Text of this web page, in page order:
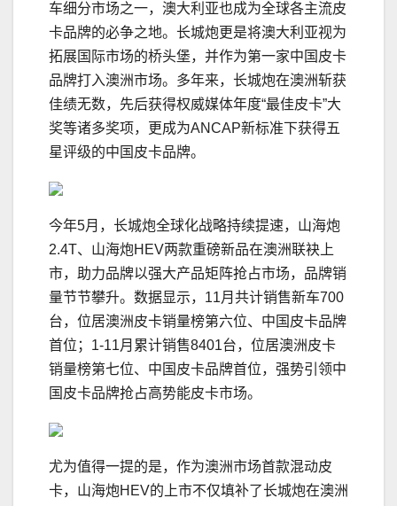
车细分市场之一，澳大利亚也成为全球各主流皮
卡品牌的必争之地。长城炮更是将澳大利亚视为
拓展国际市场的桥头堡，并作为第一家中国皮卡
品牌打入澳洲市场。多年来，长城炮在澳洲斩获
佳绩无数，先后获得权威媒体年度“最佳皮卡”大
奖等诸多奖项，更成为ANCAP新标准下获得五
星评级的中国皮卡品牌。
今年5月，长城炮全球化战略持续提速，山海炮
2.4T、山海炮HEV两款重磅新品在澳洲联袂上
市，助力品牌以强大产品矩阵抢占市场，品牌销
量节节攀升。数据显示，11月共计销售新车700
台，位居澳洲皮卡销量榜第六位、中国皮卡品牌
首位；1-11月累计销售8401台，位居澳洲皮卡
销量榜第七位、中国皮卡品牌首位，强势引领中
国皮卡品牌抢占高势能皮卡市场。
尤为值得一提的是，作为澳洲市场首款混动皮
卡，山海炮HEV的上市不仅填补了长城炮在澳洲